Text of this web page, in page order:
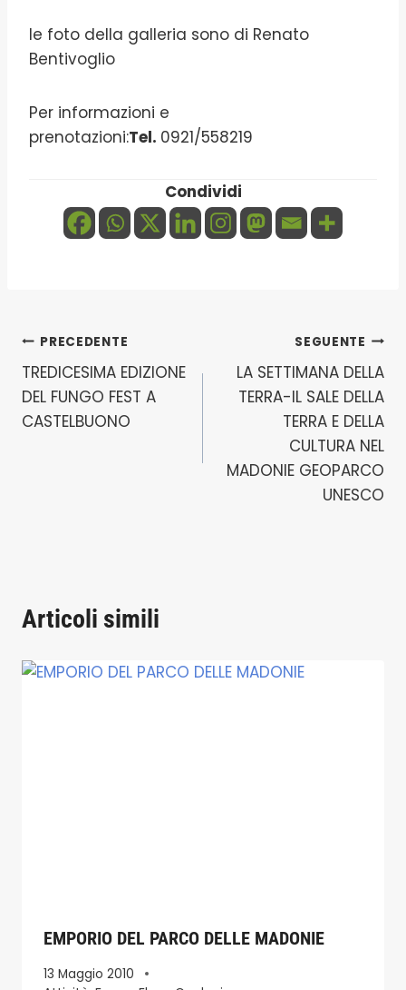
le foto della galleria sono di Renato
Bentivoglio
Per informazioni e
prenotazioni:Tel. 0921/558219
Condividi
Navigazione
articoli
PRECEDENTE
TREDICESIMA EDIZIONE
DEL FUNGO FEST A
CASTELBUONO
SEGUENTE
LA SETTIMANA DELLA
TERRA-IL SALE DELLA
TERRA E DELLA
CULTURA NEL
MADONIE GEOPARCO
UNESCO
Articoli simili
EMPORIO DEL PARCO DELLE MADONIE
13 Maggio 2010